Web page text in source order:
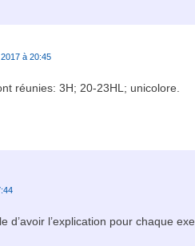
à 20:45
réunies: 3H; 20-23HL; unicolore.
d’avoir l’explication pour chaque